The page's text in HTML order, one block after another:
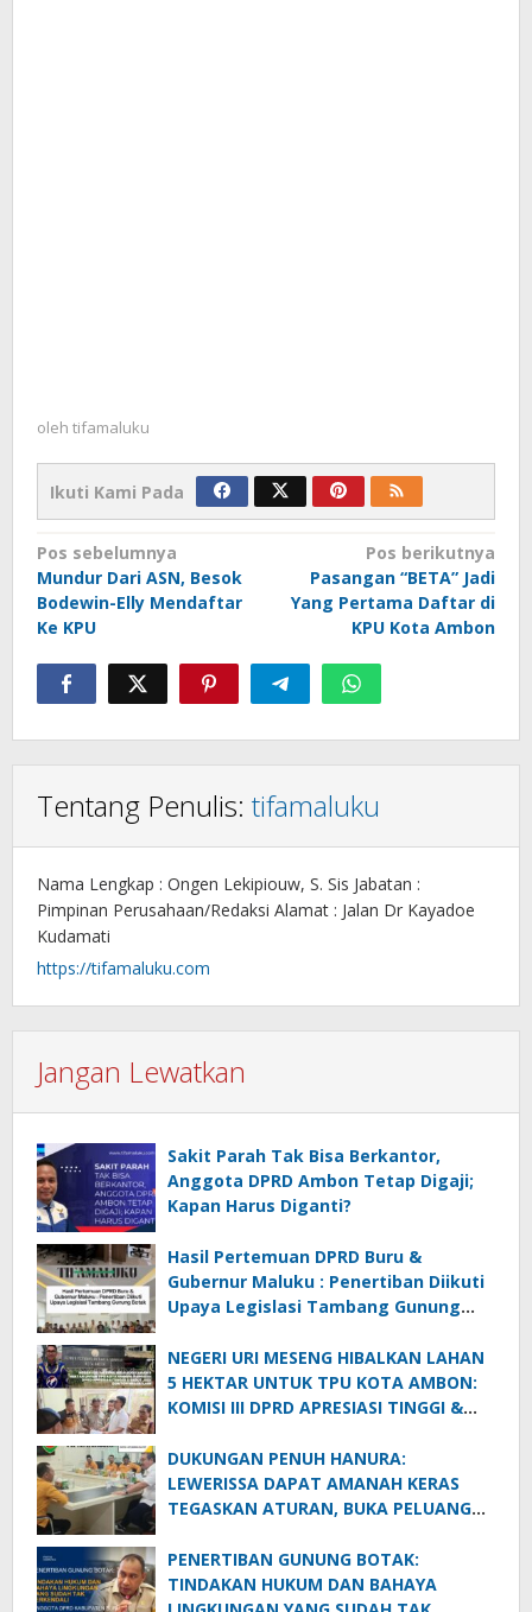
oleh tifamaluku
Ikuti Kami Pada
Navigasi
pos
Pos sebelumnya
Mundur Dari ASN, Besok
Bodewin-Elly Mendaftar
Ke KPU
Pos berikutnya
Pasangan “BETA” Jadi
Yang Pertama Daftar di
KPU Kota Ambon
Tentang Penulis: tifamaluku
Nama Lengkap : Ongen Lekipiouw, S. Sis Jabatan :
Pimpinan Perusahaan/Redaksi Alamat : Jalan Dr Kayadoe
Kudamati
https://tifamaluku.com
Jangan Lewatkan
Sakit Parah Tak Bisa Berkantor,
Anggota DPRD Ambon Tetap Digaji;
Kapan Harus Diganti?
Hasil Pertemuan DPRD Buru &
Gubernur Maluku : Penertiban Diikuti
Upaya Legislasi Tambang Gunung
NEGERI URI MESENG HIBALKAN LAHAN
5 HEKTAR UNTUK TPU KOTA AMBON:
KOMISI III DPRD APRESIASI TINGGI &
DUKUNGAN PENUH HANURA:
LEWERISSA DAPAT AMANAH KERAS
TEGASKAN ATURAN, BUKA PELUANG
PENERTIBAN GUNUNG BOTAK:
TINDAKAN HUKUM DAN BAHAYA